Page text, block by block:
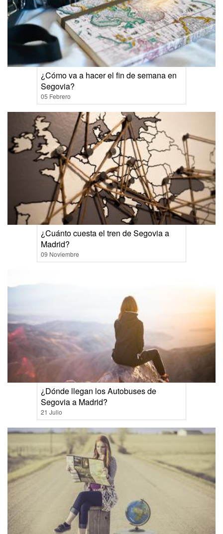
¿Cómo va a hacer el fin de semana en
Segovia?
05 Febrero
¿Cuánto cuesta el tren de Segovia a
Madrid?
09 Noviembre
¿Dónde llegan los Autobuses de
Segovia a Madrid?
21 Julio